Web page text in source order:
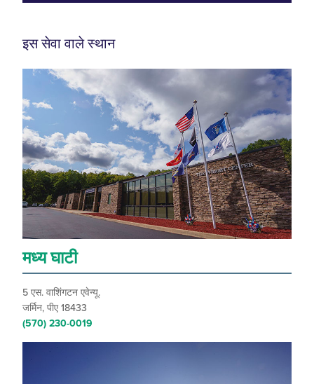
इस सेवा वाले स्थान
मध्य घाटी
5 एस. वाशिंगटन एवेन्यू.
जर्मिन, पीए 18433
(570) 230-0019